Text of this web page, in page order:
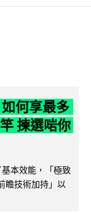
何享最多
揀選啱你
本效能，「極致
瞻技術加持」以